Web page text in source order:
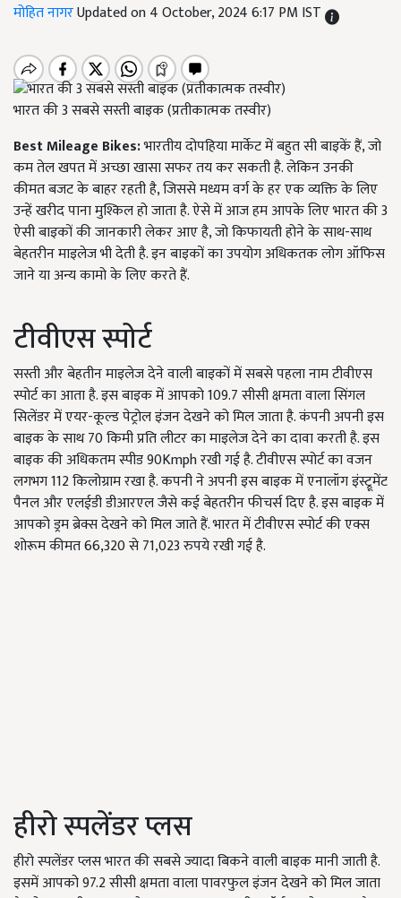
मोहित नागरUpdated on 4 October, 2024 6:17 PM IST
भारत की 3 सबसे सस्ती बाइक (प्रतीकात्मक तस्वीर)
Best Mileage Bikes:भारतीय दोपहिया मार्केट में बहुत सी बाइकें हैं, जो
कम तेल खपत में अच्छा खासा सफर तय कर सकती है. लेकिन उनकी
कीमत बजट के बाहर रहती है, जिससे मध्यम वर्ग के हर एक व्यक्ति के लिए
उन्हें खरीद पाना मुश्किल हो जाता है. ऐसे में आज हम आपके लिए भारत की 3
ऐसी बाइकों की जानकारी लेकर आए है, जो किफायती होने के साथ-साथ
बेहतरीन माइलेज भी देती है. इन बाइकों का उपयोग अधिकतक लोग ऑफिस
जाने या अन्य कामो के लिए करते हैं.
टीवीएस स्पोर्ट
सस्ती और बेहतीन माइलेज देने वाली बाइकों में सबसे पहला नाम टीवीएस
स्पोर्ट का आता है. इस बाइक में आपको 109.7 सीसी क्षमता वाला सिंगल
सिलेंडर में एयर-कूल्ड पेट्रोल इंजन देखने को मिल जाता है. कंपनी अपनी इस
बाइक के साथ 70 किमी प्रति लीटर का माइलेज देने का दावा करती है. इस
बाइक की अधिकतम स्पीड 90Kmph रखी गई है. टीवीएस स्पोर्ट का वजन
लगभग 112 किलोग्राम रखा है. कपनी ने अपनी इस बाइक में एनालॉग इंस्ट्रूमेंट
पैनल और एलईडी डीआरएल जैसे कई बेहतरीन फीचर्स दिए है. इस बाइक में
आपको ड्रम ब्रेक्स देखने को मिल जाते हैं. भारत में टीवीएस स्पोर्ट की एक्स
शोरूम कीमत 66,320 से 71,023 रुपये रखी गई है.
हीरो स्पलेंडर प्लस
हीरो स्पलेंडर प्लस भारत की सबसे ज्यादा बिकने वाली बाइक मानी जाती है.
इसमें आपको 97.2 सीसी क्षमता वाला पावरफुल इंजन देखने को मिल जाता